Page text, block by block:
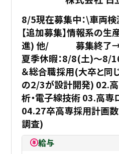
8/5現在募集中：\車両検
【追加募集】情報系の
進) 他/ 募集終了→機
夏季休暇：8/8(土)～8/
＆総合職採用(大卒と同
の2/3が設計開発) 02.高
析・電子線技術 03.高専
04.27卒高専採用計画数
調査)
給与